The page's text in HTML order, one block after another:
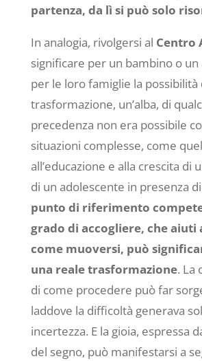
partenza, da lì si può solo
In analogia, rivolgersi al Centro
significare per un bambino o
per le loro famiglie la possibilità
trasformazione, un’alba, di
precedenza non era possibile
situazioni complesse, come
all’educazione e alla crescita di
di un adolescente in presenza
punto di riferimento
grado di accogliere, che aiuti
come muoversi, può
una reale trasformazione. La
di come procedere può far
laddove la difficoltà generava
incertezza. E la gioia, espressa
del segno, può manifestarsi a